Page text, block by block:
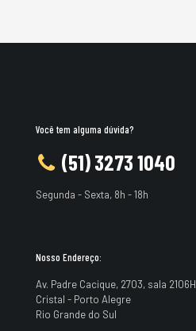
Você tem alguma dúvida?
(51) 3273 1040
Segunda - Sexta, 8h - 18h
Nosso Endereço:
Av. Padre Cacique, 2703, sala 2106H
Cristal - Porto Alegre
Rio Grande do Sul